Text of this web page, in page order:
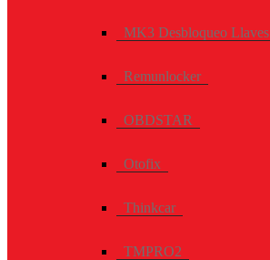
MK3 Desbloqueo Llaves
Remunlocker
OBDSTAR
Otofix
Thinkcar
TMPRO2